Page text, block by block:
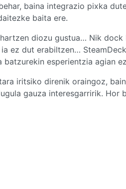
baina integrazio pixka
baita ere.
diozu gustua… Nik
ez dut erabiltzen…
esperientzia agian
iritsiko direnik oraingoz,
gauza interesgarririk. Hor